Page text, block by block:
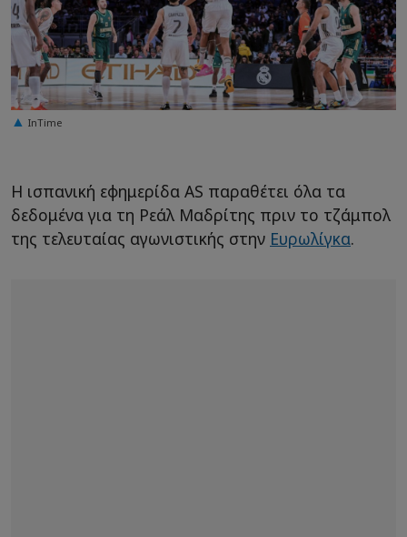
InTime
Η ισπανική εφημερίδα AS παραθέτει όλα τα
δεδομένα για τη Ρεάλ Μαδρίτης πριν το τζάμπολ
της τελευταίας αγωνιστικής στην Ευρωλίγκα.